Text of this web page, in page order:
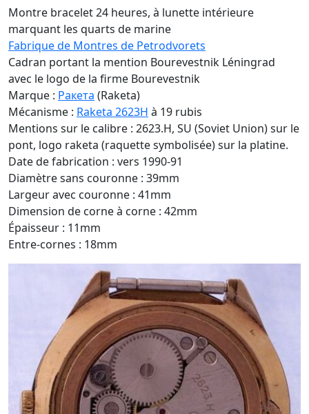
Montre bracelet 24 heures, à lunette intérieure
marquant les quarts de marine
Fabrique de Montres de Petrodvorets
Cadran portant la mention Bourevestnik Léningrad
avec le logo de la firme Bourevestnik
Marque : Ракета (Raketa)
Mécanisme : Raketa 2623H à 19 rubis
Mentions sur le calibre : 2623.H, SU (Soviet Union) sur le
pont, logo raketa (raquette symbolisée) sur la platine.
Date de fabrication : vers 1990-91
Diamètre sans couronne : 39mm
Largeur avec couronne : 41mm
Dimension de corne à corne : 42mm
Épaisseur : 11mm
Entre-cornes : 18mm